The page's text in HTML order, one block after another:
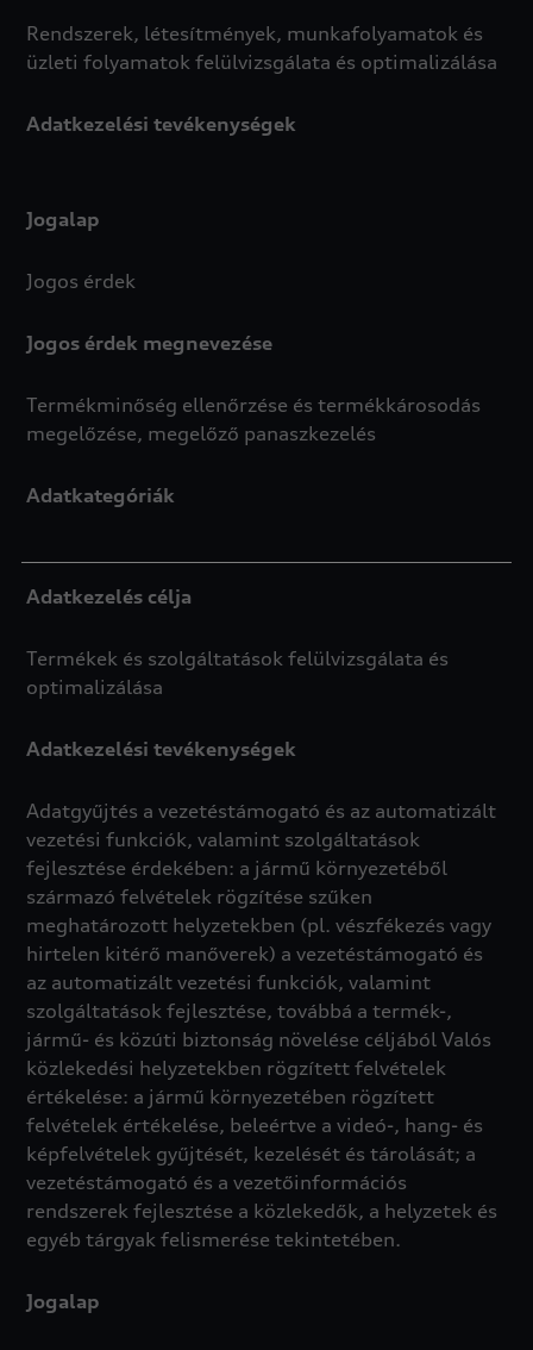
Rendszerek, létesítmények, munkafolyamatok és
üzleti folyamatok felülvizsgálata és optimalizálása
Adatkezelési tevékenységek
Jogalap
Jogos érdek
Jogos érdek megnevezése
Termékminőség ellenőrzése és termékkárosodás
megelőzése, megelőző panaszkezelés
Adatkategóriák
Adatkezelés célja
Termékek és szolgáltatások felülvizsgálata és
optimalizálása
Adatkezelési tevékenységek
Adatgyűjtés a vezetéstámogató és az automatizált
vezetési funkciók, valamint szolgáltatások
fejlesztése érdekében: a jármű környezetéből
származó felvételek rögzítése szűken
meghatározott helyzetekben (pl. vészfékezés vagy
hirtelen kitérő manőverek) a vezetéstámogató és
az automatizált vezetési funkciók, valamint
szolgáltatások fejlesztése, továbbá a termék-,
jármű- és közúti biztonság növelése céljából Valós
közlekedési helyzetekben rögzített felvételek
értékelése: a jármű környezetében rögzített
felvételek értékelése, beleértve a videó-, hang- és
képfelvételek gyűjtését, kezelését és tárolását; a
vezetéstámogató és a vezetőinformációs
rendszerek fejlesztése a közlekedők, a helyzetek és
egyéb tárgyak felismerése tekintetében.
Jogalap